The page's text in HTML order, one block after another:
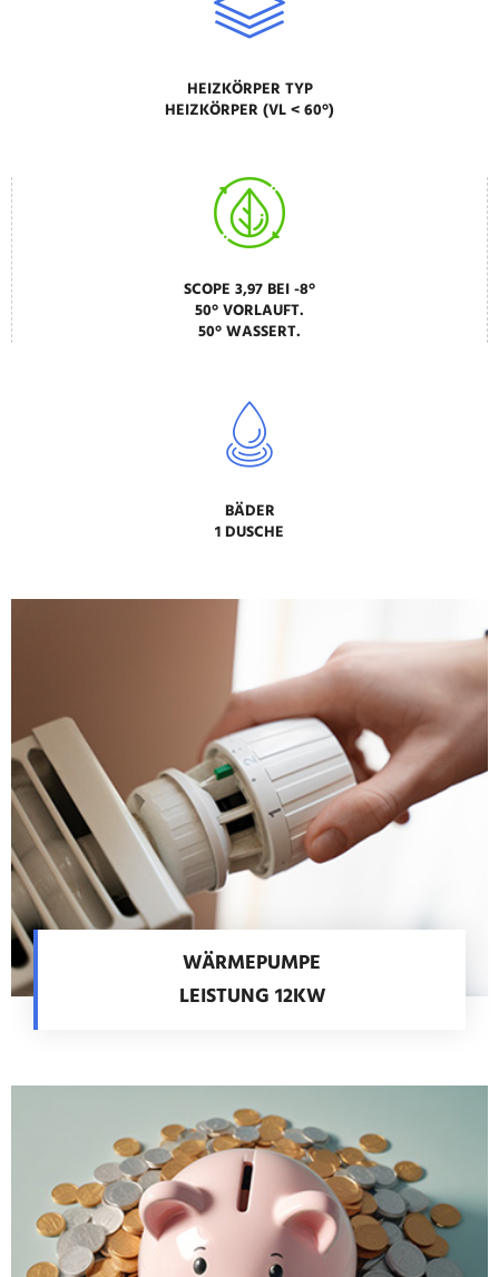
HEIZKÖRPER TYP
HEIZKÖRPER (VL < 60°)
SCOPE 3,97 BEI -8°
50° VORLAUFT.
50° WASSERT.
BÄDER
1 DUSCHE
WÄRMEPUMPE
LEISTUNG 12KW